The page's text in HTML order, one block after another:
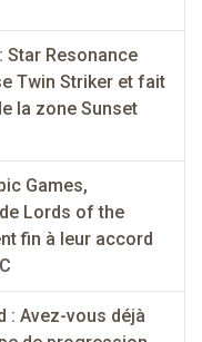
Star Resonance
Twin Striker et fait
la zone Sunset
Games,
Lords of the
fin à leur accord
: Avez-vous déjà